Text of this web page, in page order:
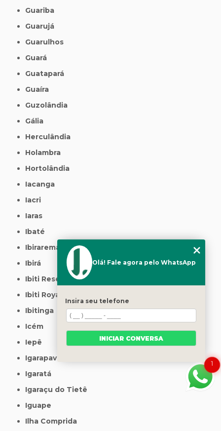
Guariba
Guarujá
Guarulhos
Guará
Guatapará
Guaíra
Guzolândia
Gália
Herculândia
Holambra
Hortolândia
Iacanga
Iacri
Iaras
Ibaté
Ibirarema
Ibirá
Ibiti Reserva
Ibiti Royal
Ibitinga
Icém
Iepê
Igarapava
Igaratá
Igaraçu do Tietê
Iguape
Ilha Comprida
1
Olá! Fale agora pelo WhatsApp
Insira seu telefone
INICIAR CONVERSA